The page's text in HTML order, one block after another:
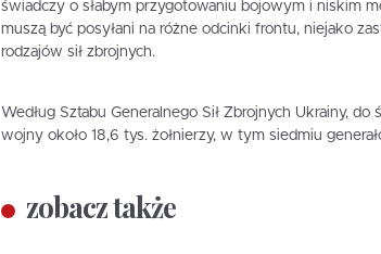
świadczy o słabym przygotowaniu bojowym i niskim
muszą być posyłani na różne odcinki frontu, niejako
rodzajów sił zbrojnych.
Według Sztabu Generalnego Sił Zbrojnych Ukrainy,
wojny około 18,6 tys. żołnierzy, w tym siedmiu
zobacz także